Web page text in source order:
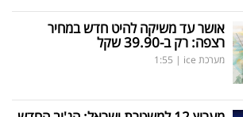
אושר עד משיקה להיט חדש במחיר
רצפה: רק ב-39.90 שקל
מערכת ice |
1:55